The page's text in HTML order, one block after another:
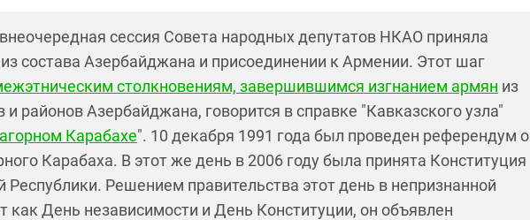
сессия Совета народных депутатов НКАО приняла
состава Азербайджана и присоединении к Армении. Этот шаг
столкновениям, завершившимся изгнанием армян из
районов Азербайджана, говорится в справке "Кавказского узла"
Карабахе". 10 декабря 1991 года был проведен референдум о
Карабаха. В этот же день в 2006 году была принята Конституция
Республики. Решением правительства этот день в непризнанной
как День независимости и День Конституции, он объявлен